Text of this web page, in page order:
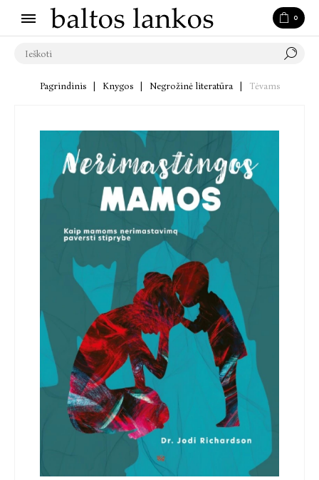
0
Pagrindinis Knygos Negrožinė literatūra Tėvams